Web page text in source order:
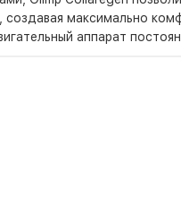
максимально
аппарат